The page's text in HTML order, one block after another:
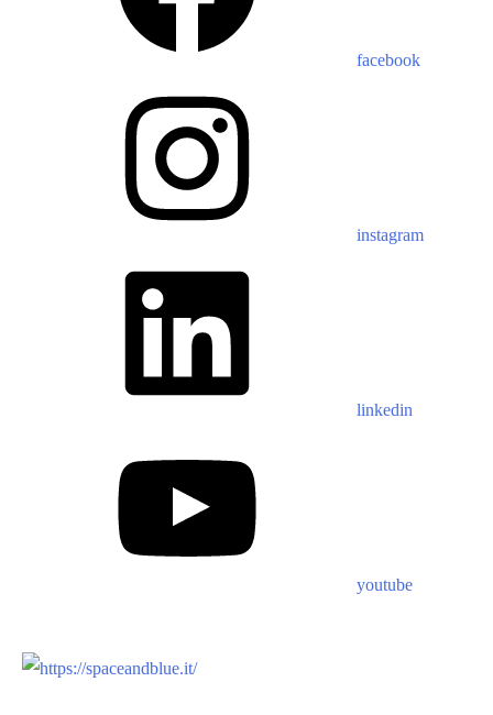
facebook
instagram
linkedin
youtube